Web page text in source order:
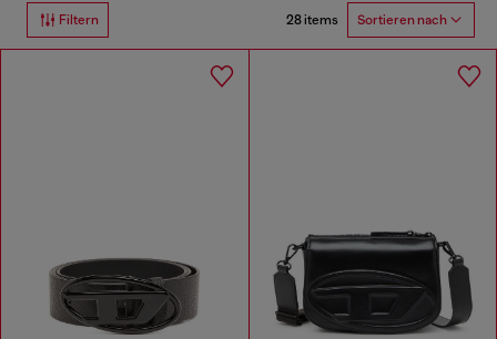
Filtern 28 items Sortieren nach